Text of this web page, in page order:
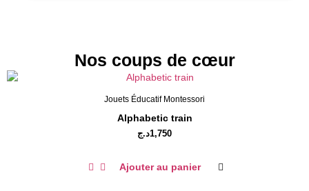
Nos coups de cœur
Jouets Éducatif Montessori
Alphabetic train
1,750د.ج
Ajouter au panier